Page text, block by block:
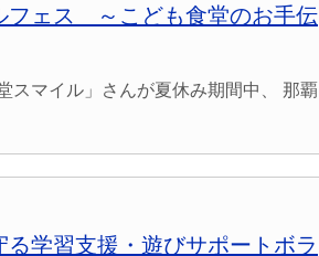
フェス ～こども食堂のお手伝
スマイル」さんが夏休み期間中、 那覇
る学習支援・遊びサポートボラ